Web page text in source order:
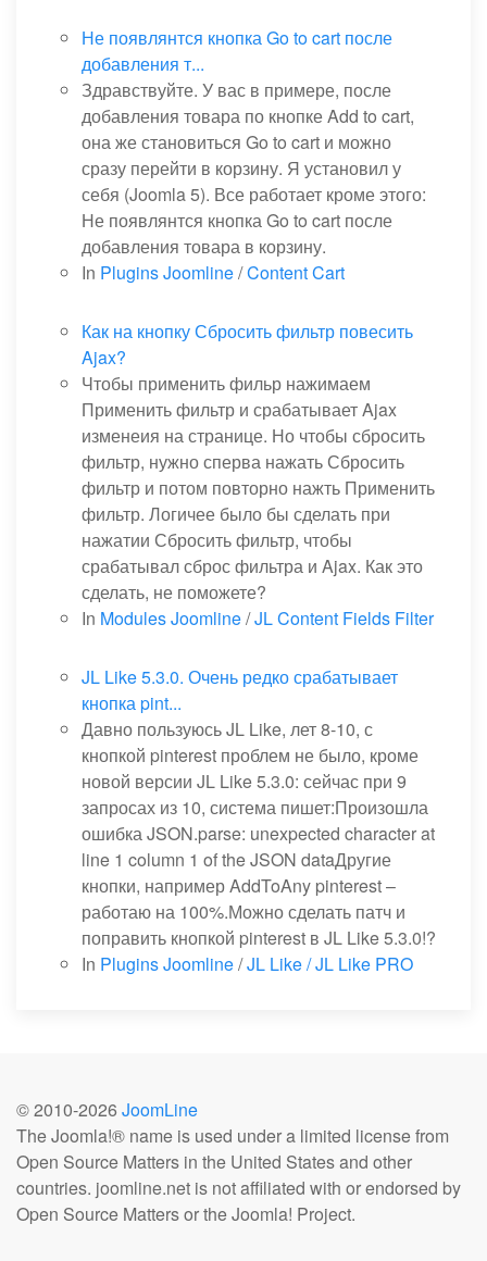
Не появлянтся кнопка Go to cart после
добавления т...
Здравствуйте. У вас в примере, после
добавления товара по кнопке Add to cart,
она же становиться Go to cart и можно
сразу перейти в корзину. Я установил у
себя (Joomla 5). Все работает кроме этого:
Не появлянтся кнопка Go to cart после
добавления товара в корзину.
In Plugins Joomline/Content Cart
Как на кнопку Сбросить фильтр повесить
Ajax?
Чтобы применить фильр нажимаем
Применить фильтр и срабатывает Ajax
изменеия на странице. Но чтобы сбросить
фильтр, нужно сперва нажать Сбросить
фильтр и потом повторно нажть Применить
фильтр. Логичее было бы сделать при
нажатии Сбросить фильтр, чтобы
срабатывал сброс фильтра и Ajax. Как это
сделать, не поможете?
In Modules Joomline/JL Content Fields Filter
JL Like 5.3.0. Очень редко срабатывает
кнопка pint...
Давно пользуюсь JL Like, лет 8-10, с
кнопкой pinterest проблем не было, кроме
новой версии JL Like 5.3.0: сейчас при 9
запросах из 10, система пишет:Произошла
ошибка JSON.parse: unexpected character at
line 1 column 1 of the JSON dataДругие
кнопки, например AddToAny pinterest –
работаю на 100%.Можно сделать патч и
поправить кнопкой pinterest в JL Like 5.3.0!?
In Plugins Joomline/JL Like / JL Like PRO
© 2010-2026 JoomLine
The Joomla!® name is used under a limited license from
Open Source Matters in the United States and other
countries. joomline.net is not affiliated with or endorsed by
Open Source Matters or the Joomla! Project.